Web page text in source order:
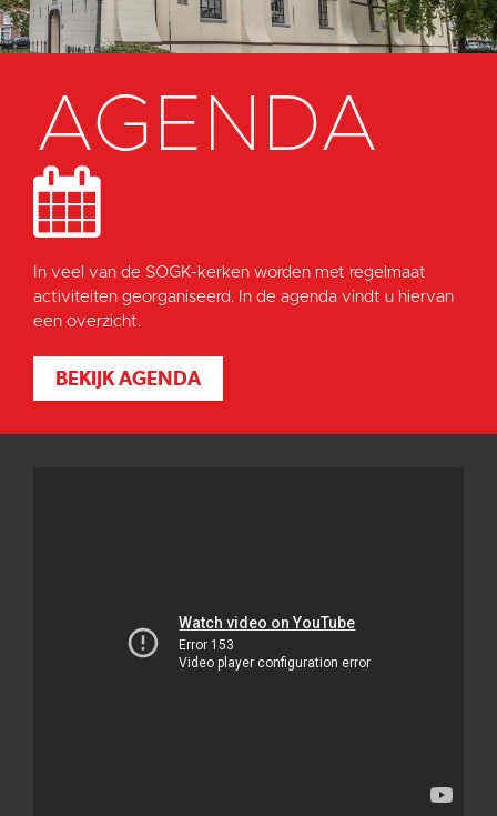
AGENDA
In veel van de SOGK-kerken worden met regelmaat
activiteiten georganiseerd. In de agenda vindt u hiervan
een overzicht.
BEKIJK AGENDA